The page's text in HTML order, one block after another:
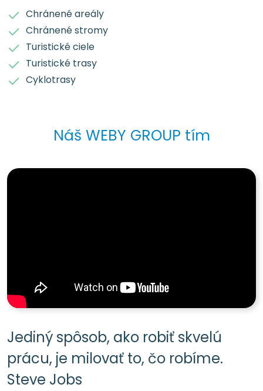
Chránené areály
Chránené stromy
Turistické ciele
Turistické trasy
Cyklotrasy
Náš WEBY GROUP tím
Jediný spôsob, ako robiť skvelú
prácu, je milovať to, čo robíme.
Steve Jobs